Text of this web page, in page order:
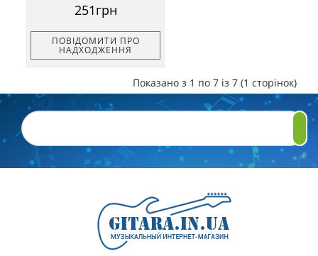
251грн
ПОВІДОМИТИ ПРО
НАДХОДЖЕННЯ
Показано з 1 по 7 із 7 (1 сторінок)